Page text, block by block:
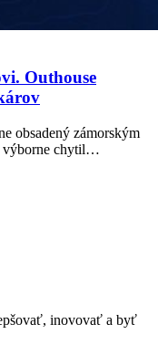
Outhouse
obsadený zámorským
výborne chytil…
inovovať a byť